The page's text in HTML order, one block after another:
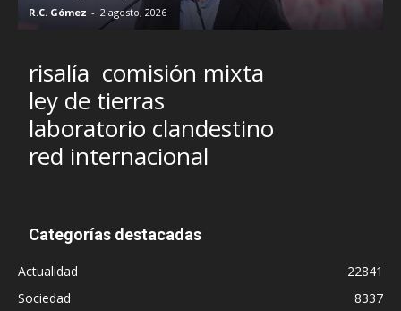
R.C. Gómez - 2 agosto, 2026
risalía comisión mixta
ley de tierras
laboratorio clandestino
red internacional
Categorías destacadas
Actualidad
22841
Sociedad
8337